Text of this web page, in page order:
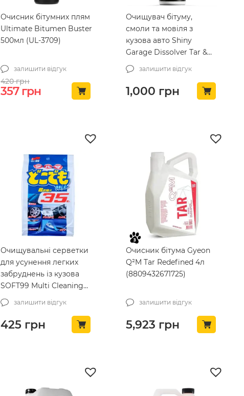
Очисник бітумних плям
Ultimate Bitumen Buster
500мл (UL-3709)
залишити відгук
420грн
Оригінальна ціна: 420 грн.
357грнПоточна ціна: 357 грн.
Очищувач бітуму,
смоли та мовіля з
кузова авто Shiny
Garage Dissolver Tar &
Glue Remover 1л
(SG000006)
залишити відгук
1,000 грн
Очищувальні серветки
для усунення легких
забруднень із кузова
SOFT99 Multi Cleaning
Wipes 35шт (02048)
залишити відгук
425 грн
Очисник бітума Gyeon
Q²M Tar Redefined 4л
(8809432671725)
залишити відгук
5,923 грн